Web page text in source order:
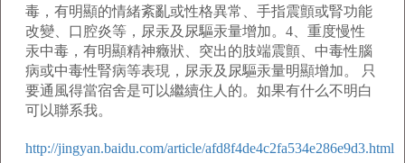
毒，有明顯的情緒紊亂或性格異常、手指震顫或腎功能
改變、口腔炎等，尿汞及尿驅汞量增加。4、重度慢性
汞中毒，有明顯精神癥狀、突出的肢端震顫、中毒性腦
病或中毒性腎病等表現，尿汞及尿驅汞量明顯增加。 只
要通風得當宿舍是可以繼續住人的。如果有什么不明白
可以聯系我。
http://jingyan.baidu.com/article/afd8f4de4c2fa534e286e9d3.html